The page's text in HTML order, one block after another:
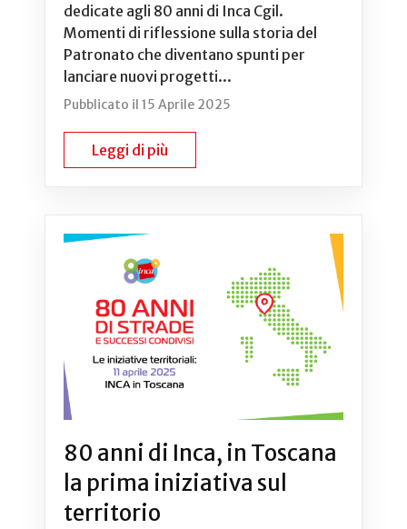
dedicate agli 80 anni di Inca Cgil.
Momenti di riflessione sulla storia del
Patronato che diventano spunti per
lanciare nuovi progetti...
Pubblicato il 15 Aprile 2025
Leggi di più
80 anni di Inca, in Toscana
la prima iniziativa sul
territorio